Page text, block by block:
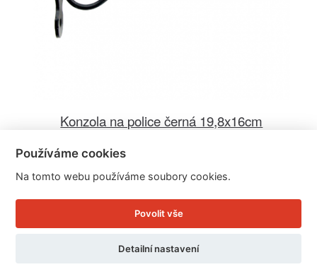
Konzola na police černá 19,8x16cm
Cena: 199 Kč
Skladem
Doručíme do: 12.8.
Detail
Používáme cookies
Na tomto webu používáme soubory cookies.
Povolit vše
Detailní nastavení